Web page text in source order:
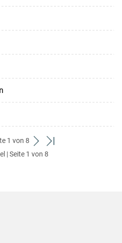
1 von 8
weiter
zum
zum
| Seite 1 von 8